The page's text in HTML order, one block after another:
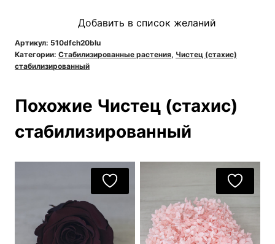
(стахис)
стабилизированный
синий
Добавить в список желаний
Артикул: 510dfch20blu
Категории: Стабилизированные растения, Чистец (стахис)
стабилизированный
Похожие Чистец (стахис)
стабилизированный